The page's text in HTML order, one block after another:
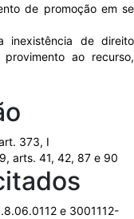
de promoção em se
inexistência de direito
ao recurso,
373, I
arts. 41, 42, 87 e 90
e 3001112-